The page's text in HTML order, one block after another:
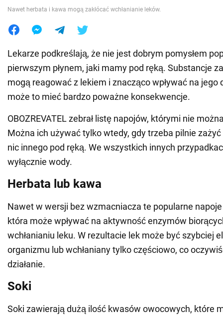
Jedzenie
Nawet herbata i kawa mogą zakłócać wchłanianie leków.
Lekarze podkreślają, że nie jest dobrym pomysłem
pierwszym płynem, jaki mamy pod ręką. Substancje
mogą reagować z lekiem i znacząco wpływać na jego
może to mieć bardzo poważne konsekwencje.
OBOZREVATEL zebrał listę napojów, którymi nie
Można ich używać tylko wtedy, gdy trzeba pilnie
nic innego pod ręką. We wszystkich innych
wyłącznie wody.
Herbata lub kawa
Nawet w wersji bez wzmacniacza te popularne
która może wpływać na aktywność enzymów
wchłanianiu leku. W rezultacie lek może być szybciej
organizmu lub wchłaniany tylko częściowo, co
działanie.
Soki
Soki zawierają dużą ilość kwasów owocowych, które